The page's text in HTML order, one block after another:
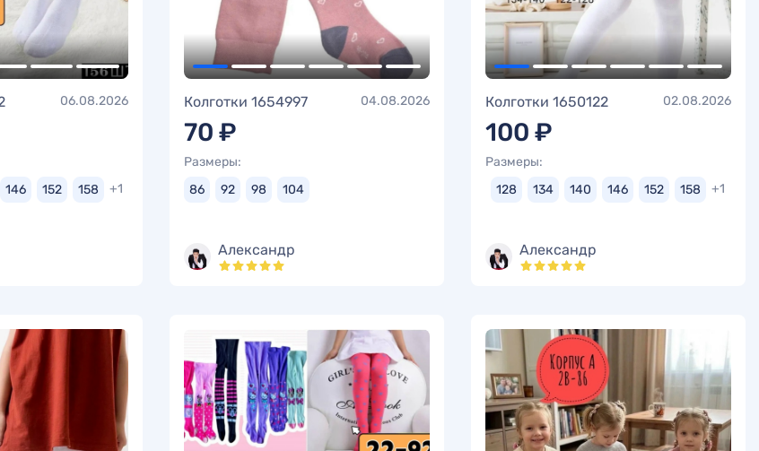
06.08.2026
+1
146 152 158
Колготки 1654997 04.08.2026
70 ₽
Размеры:
86
92 98 104
Александр
Колготки 1650122 02.08.2026
100 ₽
Размеры:
+1
128 134 140 146 152 158
Александр